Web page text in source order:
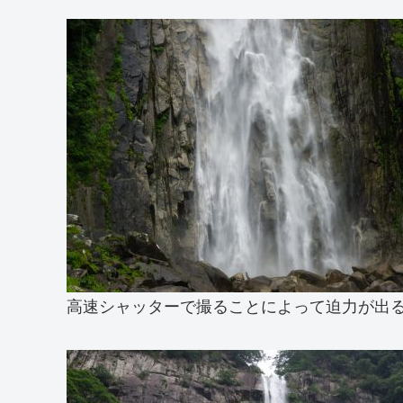
高速シャッターで撮ることによって迫力が出